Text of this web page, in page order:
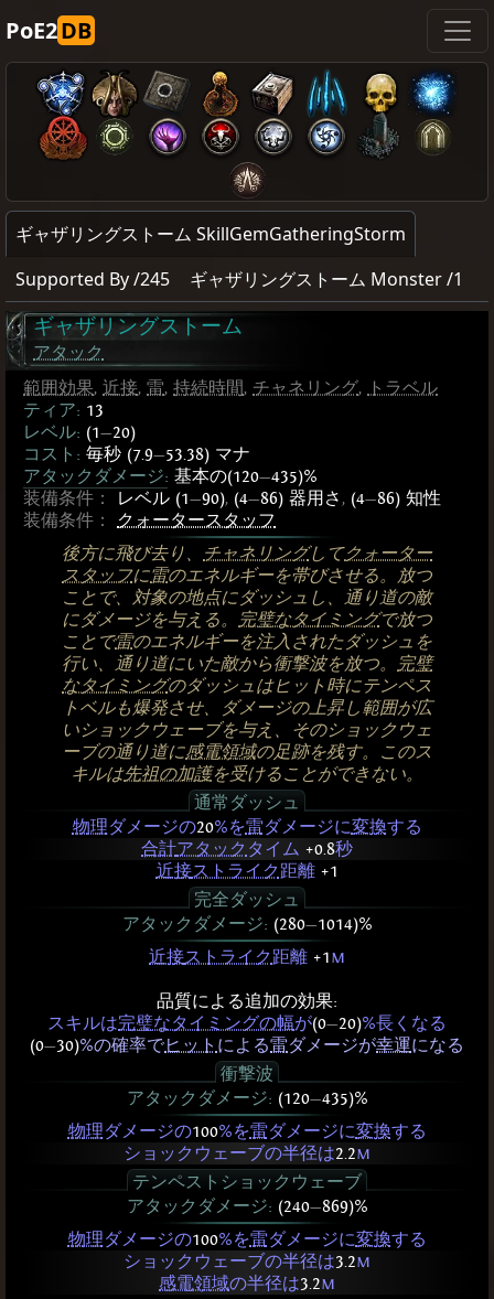
PoE2DB
ギャザリングストーム SkillGemGatheringStorm
Supported By /245
ギャザリングストーム Monster /1
ギャザリングストーム
アタック
範囲効果, 近接, 雷, 持続時間, チャネリング,
トラベル
ティア: 13
レベル: (1—20)
コスト: 毎秒 (7.9—53.38) マナ
アタックダメージ: 基本の(120—435)%
装備条件：
レベル (1—90), (4—86) 器用さ, (4—86) 知性
装備条件：
クォータースタッフ
後方に飛び去り、
チャネリングしてクォーター
スタッフに雷のエネルギーを帯びさせる。放つ
ことで、対象の地点にダッシュし、通り道の敵
にダメージを与える。
完璧なタイミングで放つ
ことで雷のエネルギーを注入されたダッシュを
行い、通り道にいた敵から衝撃波を放つ。
完璧
なタイミングのダッシュはヒット時にテンペス
トベルも爆発させ、ダメージの上昇し範囲が広
いショックウェーブを与え、そのショックウェ
ーブの通り道に感電領域の足跡を残す。このス
キルは先祖の加護を受けることができない。
通常ダッシュ
物理ダメージの20%を雷ダメージに変換する
合計アタック タイム +0.8秒
近接ストライク距離 +1
完全ダッシュ
アタックダメージ: (280—1014)%
近接ストライク距離 +1m
品質による追加の効果:
スキルは完璧なタイミングの幅が(0—20)%長くなる
(0—30)%の確率でヒット による雷ダメージが幸運になる
衝撃波
アタックダメージ: (120—435)%
物理ダメージの100%を雷ダメージに変換する
ショックウェーブの半径は2.2m
テンペストショックウェーブ
アタックダメージ: (240—869)%
物理ダメージの100%を雷ダメージに変換する
ショックウェーブの半径は3.2m
感電領域の半径は3.2m